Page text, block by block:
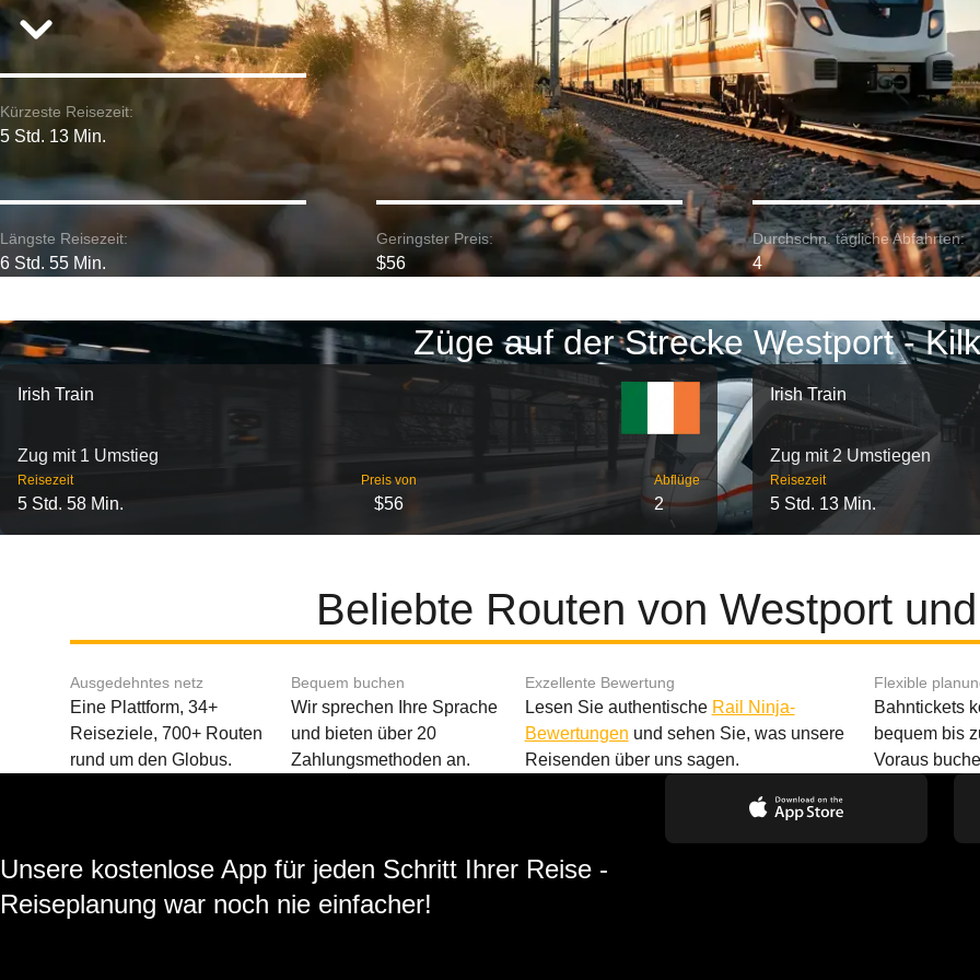
Kürzeste Reisezeit:
5 Std. 13 Min.
Längste Reisezeit:
6 Std. 55 Min.
Geringster Preis:
$56
Durchschn. tägliche Abfahrten:
4
Züge auf der Strecke Westport -
Irish Train
Zug mit 1 Umstieg
Reisezeit
5 Std. 58 Min.
Preis von
$56
Abflüge
2
Irish Train
Zug mit 2 Umstiegen
Reisezeit
5 Std. 13 Min.
Beliebte Routen von Westport
Ausgedehntes netz
Eine Plattform, 34+
Reiseziele, 700+ Routen
rund um den Globus.
Bequem buchen
Wir sprechen Ihre Sprache
und bieten über 20
Zahlungsmethoden an.
Exzellente Bewertung
Lesen Sie authentische Rail Ninja-
Bewertungen und sehen Sie, was unsere
Reisenden über uns sagen.
Flexible
Bahntickets
bequem bis
Voraus
Unsere kostenlose App für jeden Schritt Ihrer Reise -
Reiseplanung war noch nie einfacher!